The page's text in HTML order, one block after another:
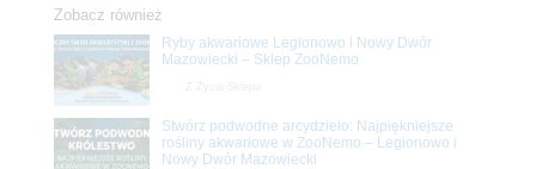
Zobacz również
Ryby akwariowe Legionowo i Nowy Dwór
Mazowiecki – Sklep ZooNemo
Stwórz podwodne arcydzieło: Najpiękniejsze
rośliny akwariowe w ZooNemo – Legionowo i
Nowy Dwór Mazowiecki